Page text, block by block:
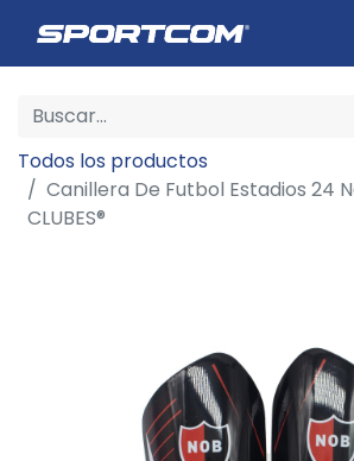
Todos los productos
Canillera De Futbol Estadios 24
CLUBES®